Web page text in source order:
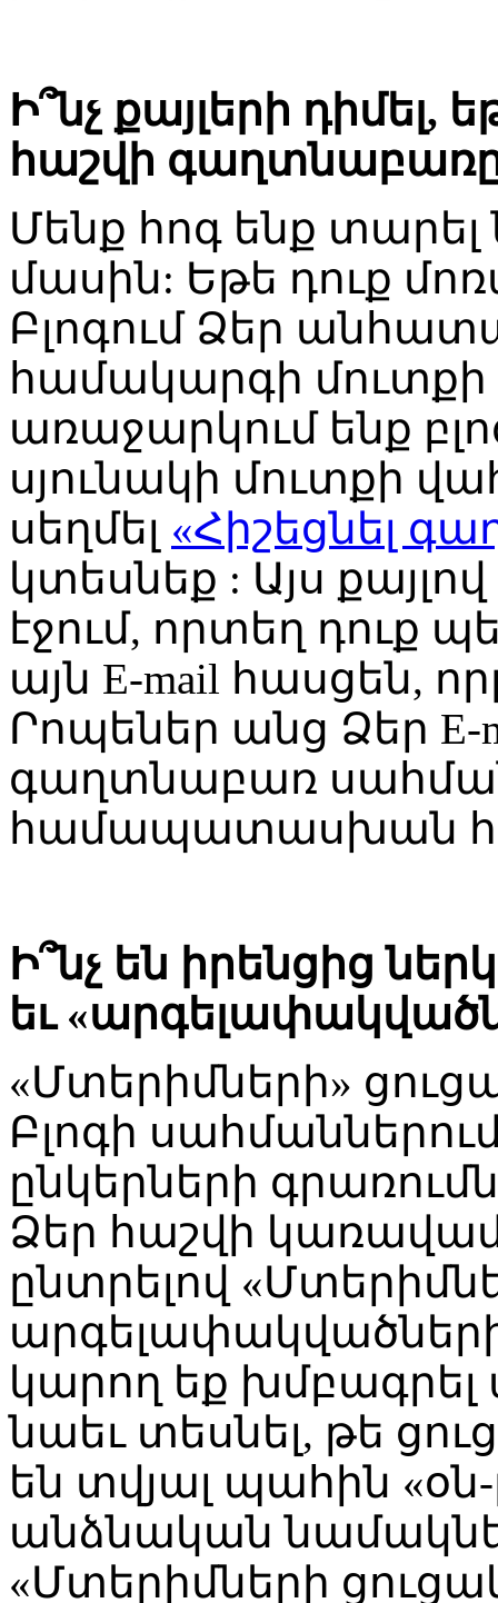
Ի՞նչ քայլերի դիմել,
հաշվի
Մենք հոգ ենք
մասին: Եթե դուք
Բլոգում Ձեր
համակարգի
առաջարկում ենք
սյունակի մուտքի
սեղմել «Հիշեցնել
կտեսնեք : Այս
էջում, որտեղ դուք
այն E-mail հասցեն,
Րոպեներ անց Ձեր E-
գաղտնաբառ
համապատասխան
Ի՞նչ են իրենցից
եւ
«Մտերիմների»
Բլոգի
ընկերների
Ձեր հաշվի
ընտրելով
արգելափակվածների
կարող եք խմբագրել
նաեւ տեսնել, թե
են տվյալ պահին «օն-
անձնական
«Մտերիմների